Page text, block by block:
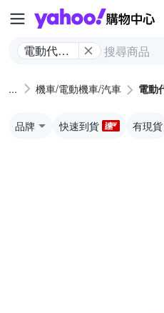
電動代步
椅 機車/電動機車/汽車 電動
品牌 快速到貨 有現貨